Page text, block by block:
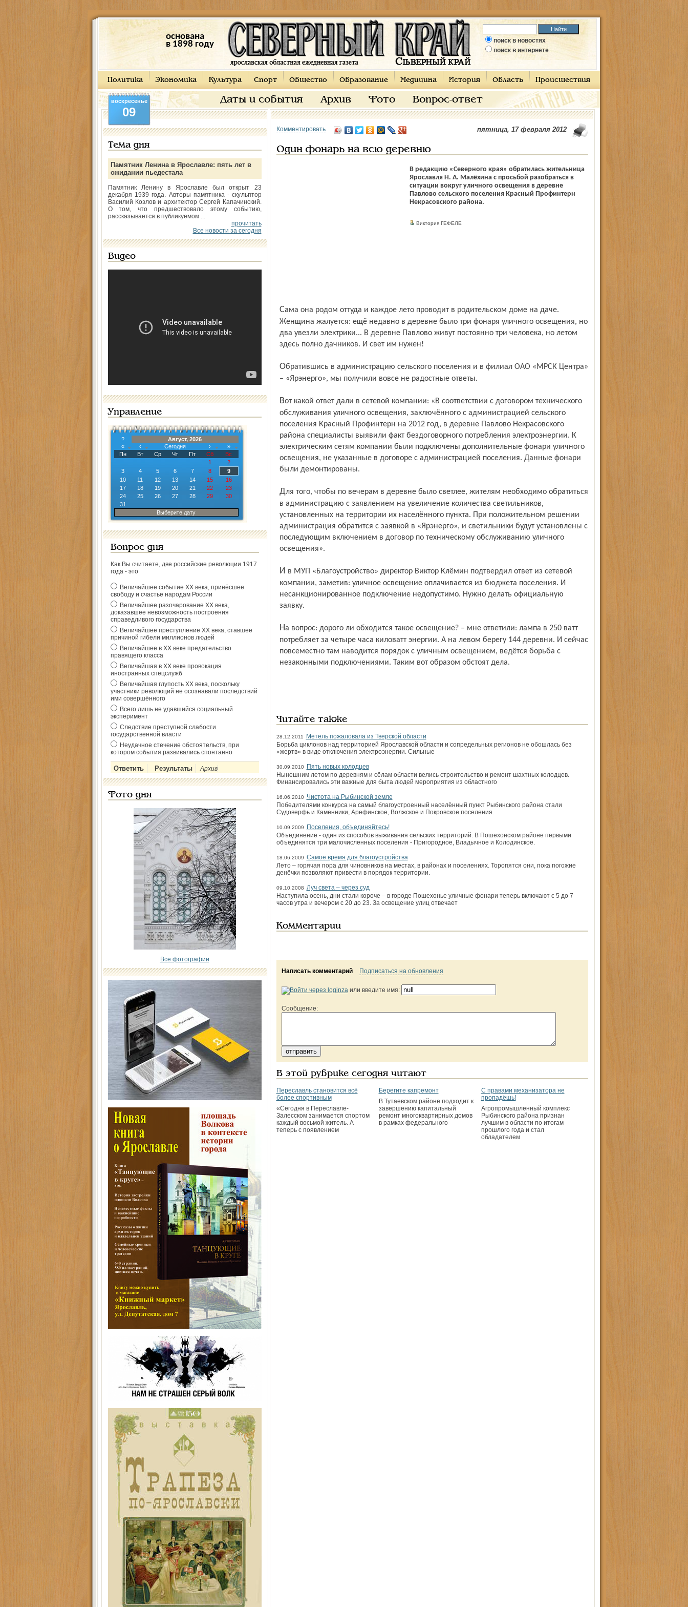
основана
в 1898 году
поиск в новостях
поиск в интернете
Политика Экономика Культура Спорт Общество Образование Медицина История Область Происшествия
Даты и события Архив Фото Вопрос-ответ
воскресенье
09
Тема дня
Памятник Ленина в Ярославле: пять лет в
ожидании пьедестала
Памятник Ленину в Ярославле был открыт 23
декабря 1939 года. Авторы памятника - скульптор
Василий Козлов и архитектор Сергей Капачинский.
О том, что предшествовало этому событию,
рассказывается в публикуемом ...
прочитать
Все новости за сегодня
Видео
Управление
?
Август, 2026
«
‹ Сегодня ›
»
Пн
Вт Ср Чт Пт Сб
Вс
1
2
3
4 5 6 7 8
9
10
11 12 13 14 15
16
17
18 19 20 21 22
23
24
25 26 27 28 29
30
31
Выберите дату
Вопрос дня
Как Вы считаете, две российские революции 1917
года - это
Величайшее событие ХХ века, принёсшее
свободу и счастье народам России
Величайшее разочарование ХХ века,
доказавшее невозможность построения
справедливого государства
Величайшее преступление ХХ века, ставшее
причиной гибели миллионов людей
Величайшее в ХХ веке предательство
правящего класса
Величайшая в ХХ веке провокация
иностранных спецслужб
Величайшая глупость ХХ века, поскольку
участники революций не осознавали последствий
ими совершённого
Всего лишь не удавшийся социальный
эксперимент
Следствие преступной слабости
государственной власти
Неудачное стечение обстоятельств, при
котором события развивались спонтанно
Архив
Фото дня
Все фотографии
Комментировать пятница, 17 февраля 2012
Один фонарь на всю деревню
В редакцию «Северного края» обратилась жительница
Ярославля Н. А. Малёхина с просьбой разобраться в
ситуации вокруг уличного освещения в деревне
Павлово сельского поселения Красный Профинтерн
Некрасовского района.
Виктория ГЕФЕЛЕ
Сама она родом оттуда и каждое лето проводит в родительском доме на даче.
Женщина жалуется: ещё недавно в деревне было три фонаря уличного освещения, но
два увезли электрики... В деревне Павлово живут постоянно три человека, но летом
здесь полно дачников. И свет им нужен!
Обратившись в администрацию сельского поселения и в филиал ОАО «МРСК Центра»
– «Ярэнерго», мы получили вовсе не радостные ответы.
Вот какой ответ дали в сетевой компании: «В соответ­ствии с договором технического
обслуживания уличного освещения, заключённого с администрацией сельского
поселения Красный Профинтерн на 2012 год, в деревне Павлово Некрасовского
района специалисты выявили факт бездоговорного потребления электроэнергии. К
электрическим сетям компании были подключены дополнительные фонари уличного
освещения, не указанные в договоре с администрацией поселения. Данные фонари
были демонтированы.
Для того, чтобы по вечерам в деревне было светлее, жителям необходимо обратиться
в администрацию с заявлением на увеличение количества светильников,
установленных на территории их населённого пункта. При положительном решении
администрация обратится с заявкой в «Ярэнерго», и светильники будут установлены с
последующим включением в договор по техническому обслуживанию уличного
освещения».
И в МУП «Благоустрой­ство» директор Виктор Клёмин подтвердил ответ из сетевой
компании, заметив: уличное освещение оплачивается из бюджета поселения. И
несанкционированное подключение недопустимо. Нужно делать официальную
заявку.
На вопрос: дорого ли обходится такое освещение? – мне ответили: лампа в 250 ватт
по­требляет за четыре часа киловатт энергии. А на левом берегу 144 деревни. И сейчас
повсеместно там наводится порядок с уличным освещением, ведётся борьба с
незаконными подключениями. Таким вот образом обстоят дела.
Читайте также
28.12.2011
Метель пожаловала из Тверской области
Борьба циклонов над территорией Ярославской области и сопредельных регионов не обошлась без
«жертв» в виде отключения электроэнергии. Сильные
30.09.2010
Пять новых колодцев
Нынешним летом по деревням и сёлам области велись строительство и ремонт шахтных колодцев.
Финансировались эти важные для быта людей мероприятия из областного
16.06.2010 Чистота на Рыбинской земле
Победителями конкурса на самый благоустроенный населённый пункт Рыбинского района стали
Судоверфь и Каменники, Арефинское, Волжское и Покровское поселения.
10.09.2009
Поселения, объединяйтесь!
Объединение - один из способов выживания сельских территорий. В Пошехонском районе первыми
объединятся три малочисленных поселения - Пригородное, Владычное и Колодинское.
18.06.2009 Самое время для благоустройства
Лето – горячая пора для чиновников на местах, в районах и поселениях. Торопятся они, пока погожие
денёчки позволяют привести в порядок территории.
09.10.2008 Луч света – через суд
Наступила осень, дни стали короче – в городе Пошехонье уличные фонари теперь включают с 5 до 7
часов утра и вечером с 20 до 23. За освещение улиц отвечает
Комментарии
Написать комментарий Подписаться на обновления
или введите имя:
Сообщение:
В этой рубрике сегодня читают
Переславль становится всё
более спортивным
«Сегодня в Переславле-
Залесском занимается спортом
каждый восьмой житель. А
теперь с появлением
Берегите капремонт
В Тутаевском районе подходит к
завершению капитальный
ремонт многоквартирных домов
в рамках федерального
С правами механизатора не
пропадёшь!
Агропромышленный комплекс
Рыбинского района признан
лучшим в области по итогам
прошлого года и стал
обладателем